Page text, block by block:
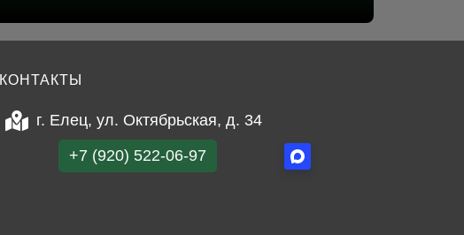
КОНТАКТЫ
г. Елец, ул. Октябрьская, д. 34
+7 (920) 522-06-97